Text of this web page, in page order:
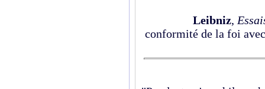
Leibniz,
conformité de la foi